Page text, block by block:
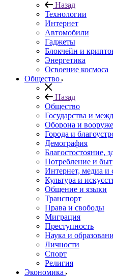
Назад
Технологии
Интернет
Автомобили
Гаджеты
Блокчейн и
Энергетика
Освоение космоса
Общество
Назад
Общество
Государства и
Оборона и
Города и
Демография
Благостостояние,
Потребление и быт
Интернет, медиа и
Культура и
Общение и языки
Транспорт
Права и свободы
Миграция
Преступность
Наука и
Личности
Спорт
Религия
Экономика